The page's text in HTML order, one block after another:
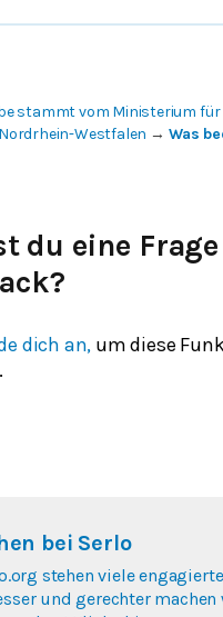
stammt vom Ministerium
Westfalen → Was
du eine
dich an, um diese
bei Serlo
stehen viele
und gerechter machen